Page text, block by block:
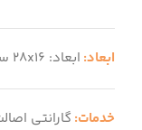
ابعاد: ابعاد: 28x16 سانتی متر
خدمات: گارانتی